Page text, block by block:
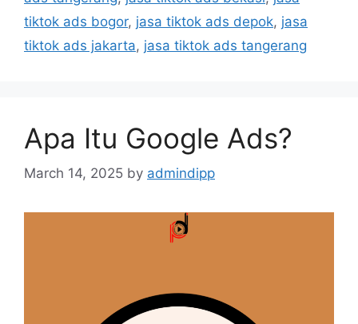
tiktok ads bogor, jasa tiktok ads depok, jasa
tiktok ads jakarta, jasa tiktok ads tangerang
Apa Itu Google Ads?
March 14, 2025 by admindipp